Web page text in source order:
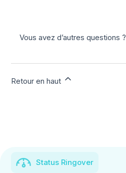
Vous avez d’autres questions ?
Retour en haut
Status Ringover